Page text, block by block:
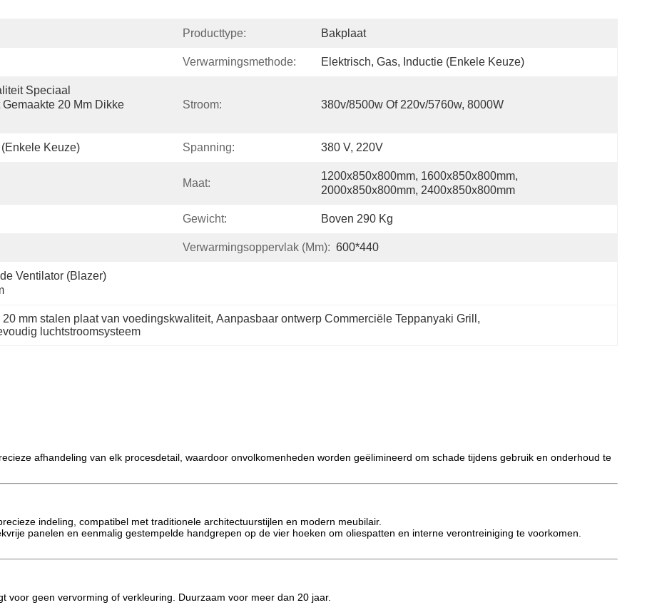
Producttype: Bakplaat
Verwarmingsmethode: Elektrisch, Gas, Inductie (enkele Keuze)
Speciaal
20 Mm Dikke
Stroom: 380v/8500w Of 220v/5760w, 8000W
Keuze) Spanning: 380 V, 220V
Maat:
1200x850x800mm, 1600x850x800mm,
2000x850x800mm, 2400x850x800mm
Gewicht: Boven 290 Kg
Verwarmingsoppervlak (mm): 600*440
Ventilator (blazer)
mm stalen plaat van voedingskwaliteit, Aanpasbaar ontwerp Commerciële Teppanyaki Grill ,
luchtstroomsysteem
afhandeling van elk procesdetail, waardoor onvolkomenheden worden geëlimineerd om schade tijdens gebruik en onderhoud te
indeling, compatibel met traditionele architectuurstijlen en modern meubilair.
panelen en eenmalig gestempelde handgrepen op de vier hoeken om oliespatten en interne verontreiniging te voorkomen.
voor geen vervorming of verkleuring. Duurzaam voor meer dan 20 jaar.